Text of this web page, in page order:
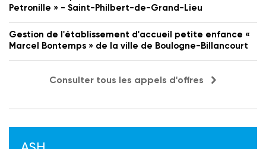
Petronille » - Saint-Philbert-de-Grand-Lieu
Gestion de l'établissement d'accueil petite enfance «
Marcel Bontemps » de la ville de Boulogne-Billancourt
Consulter tous les appels d'offres